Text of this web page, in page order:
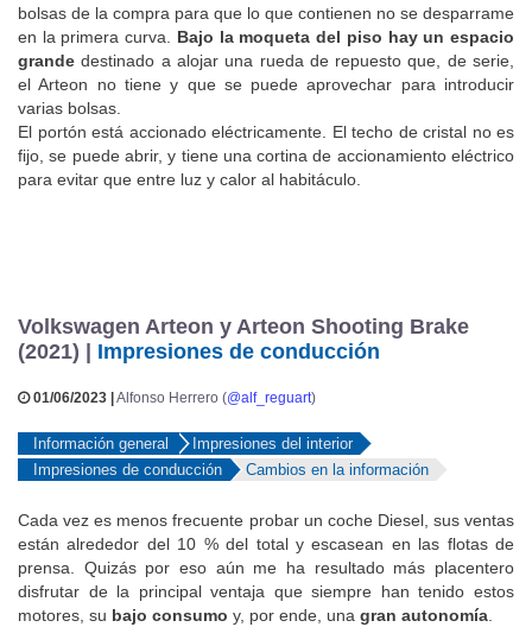
bolsas de la compra para que lo que contienen no se desparrame
en la primera curva. Bajo la moqueta del piso hay un espacio
grande destinado a alojar una rueda de repuesto que, de serie,
el Arteon no tiene y que se puede aprovechar para introducir
varias bolsas.
El portón está accionado eléctricamente. El techo de cristal no es
fijo, se puede abrir, y tiene una cortina de accionamiento eléctrico
para evitar que entre luz y calor al habitáculo.
Volkswagen Arteon y Arteon Shooting Brake
(2021) | Impresiones de conducción
01/06/2023 | Alfonso Herrero (@alf_reguart)
Información general
Impresiones del interior
Impresiones de conducción
Cambios en la información
Cada vez es menos frecuente probar un coche Diesel, sus ventas
están alrededor del 10 % del total y escasean en las flotas de
prensa. Quizás por eso aún me ha resultado más placentero
disfrutar de la principal ventaja que siempre han tenido estos
motores, su bajo consumo y, por ende, una gran autonomía